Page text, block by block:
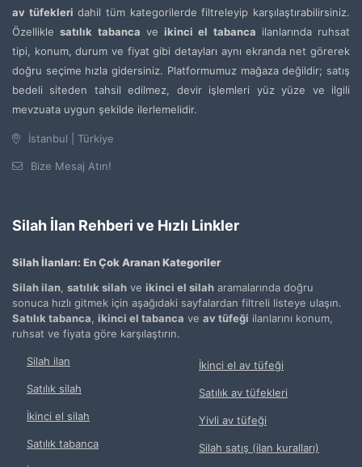
av tüfekleri dahil tüm kategorilerde filtreleyip karşılaştırabilirsiniz.
Özelliklesatılık tabanca ve ikinci el tabanca ilanlarında ruhsat
tipi, konum, durum ve fiyat gibi detayları aynı ekranda net görerek
doğru seçime hızla gidersiniz. Platformumuz mağaza değildir; satış
bedeli siteden tahsil edilmez, devir işlemleri yüz yüze ve ilgili
mevzuata uygun şekilde ilerlemelidir.
İstanbul | Türkiye
Bize Mesaj Atın!
Silah İlan Rehberi ve Hızlı Linkler
Silah İlanları: En Çok Aranan Kategoriler
Silah ilan, satılık silah ve ikinci el silah aramalarında doğru
sonuca hızlı gitmek için aşağıdaki sayfalardan filtreli listeye ulaşın.
Satılık tabanca, ikinci el tabanca ve av tüfeği ilanlarını konum,
ruhsat ve fiyata göre karşılaştırın.
Silah ilan
Satılık silah
İkinci el silah
Satılık tabanca
İkinci el av tüfeği
Satılık av tüfekleri
Yivli av tüfeği
Silah satış (ilan kuralları)